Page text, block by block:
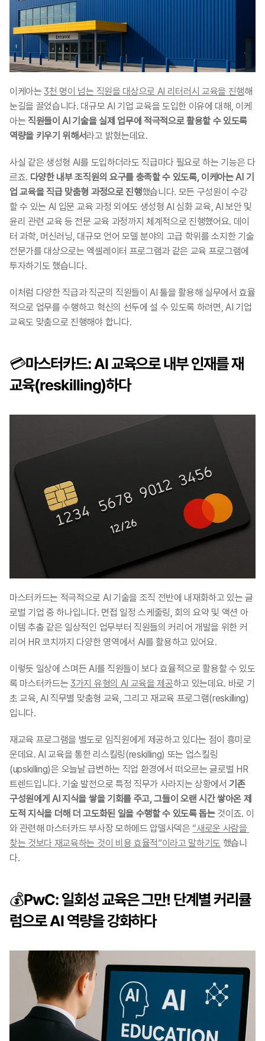
이케아는 3천 명이 넘는 직원을 대상으로 AI 리터러시 교육을 진행해
눈길을 끌었습니다. 대규모 AI 기업 교육을 도입한 이유에 대해, 이케
아는 직원들이 AI 기술을 실제 업무에 적극적으로 활용할 수 있도록
역량을 키우기 위해서라고 밝혔는데요.
사실 같은 생성형 AI를 도입하더라도 직급마다 필요로 하는 기능은 다
르죠. 다양한 내부 조직원의 요구를 충족할 수 있도록, 이케아는 AI 기
업 교육을 직급 맞춤형 과정으로 진행했습니다. 모든 구성원이 수강
할 수 있는 AI 입문 교육 과정 외에도 생성형 AI 심화 교육, AI 보안 및
윤리 관련 교육 등 전문 교육 과정까지 체계적으로 진행했어요. 데이
터 과학, 머신러닝, 대규모 언어 모델 분야의 고급 학위를 소지한 기술
전문가를 대상으로는 엑셀레이터 프로그램과 같은 교육 프로그램에
투자하기도 했습니다.
이처럼 다양한 직급과 직군의 직원들이 AI 툴을 활용해 실무에서 효율
적으로 업무를 수행하고 혁신의 선두에 설 수 있도록 하려면, AI 기업
교육도 맞춤으로 진행해야 합니다.
💳마스터카드: AI 교육으로 내부 인재를 재
교육(reskilling)하다
마스터카드는 적극적으로 AI 기술을 조직 전반에 내재화하고 있는 글
로벌 기업 중 하나입니다. 면접 일정 스케줄링, 회의 요약 및 액션 아
이템 추출 같은 일상적인 업무부터 직원들의 커리어 개발을 위한 커
리어 HR 코치까지 다양한 영역에서 AI를 활용하고 있어요.
이렇듯 일상에 스며든 AI를 직원들이 보다 효율적으로 활용할 수 있도
록 마스터카드는 3가지 유형의 AI 교육을 제공하고 있는데요. 바로 기
초 교육, AI 직무별 맞춤형 교육, 그리고 재교육 프로그램(reskilling)
입니다.
재교육 프로그램을 별도로 임직원에게 제공하고 있다는 점이 흥미로
운데요. AI 교육을 통한 리스킬링(reskilling) 또는 업스킬링
(upskilling)은 오늘날 급변하는 직업 환경에서 떠오르는 글로벌 HR
트렌드입니다. 기술 발전으로 특정 직무가 사라지는 상황에서 기존
구성원에게 AI 지식을 쌓을 기회를 주고, 그들이 오랜 시간 쌓아온 제
도적 지식을 더해 더 고도화된 일을 수행할 수 있도록 돕는 것이죠. 이
와 관련해 마스터카드 부사장 모하메드 압델사덱은 “새로운 사람을
찾는 것보다 재교육하는 것이 비용 효율적”이라고 말하기도 했습니
다.
💰PwC: 일회성 교육은 그만! 단계별 커리큘
럼으로 AI 역량을 강화하다